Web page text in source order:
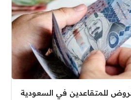
للمتقاعدين في السعودية